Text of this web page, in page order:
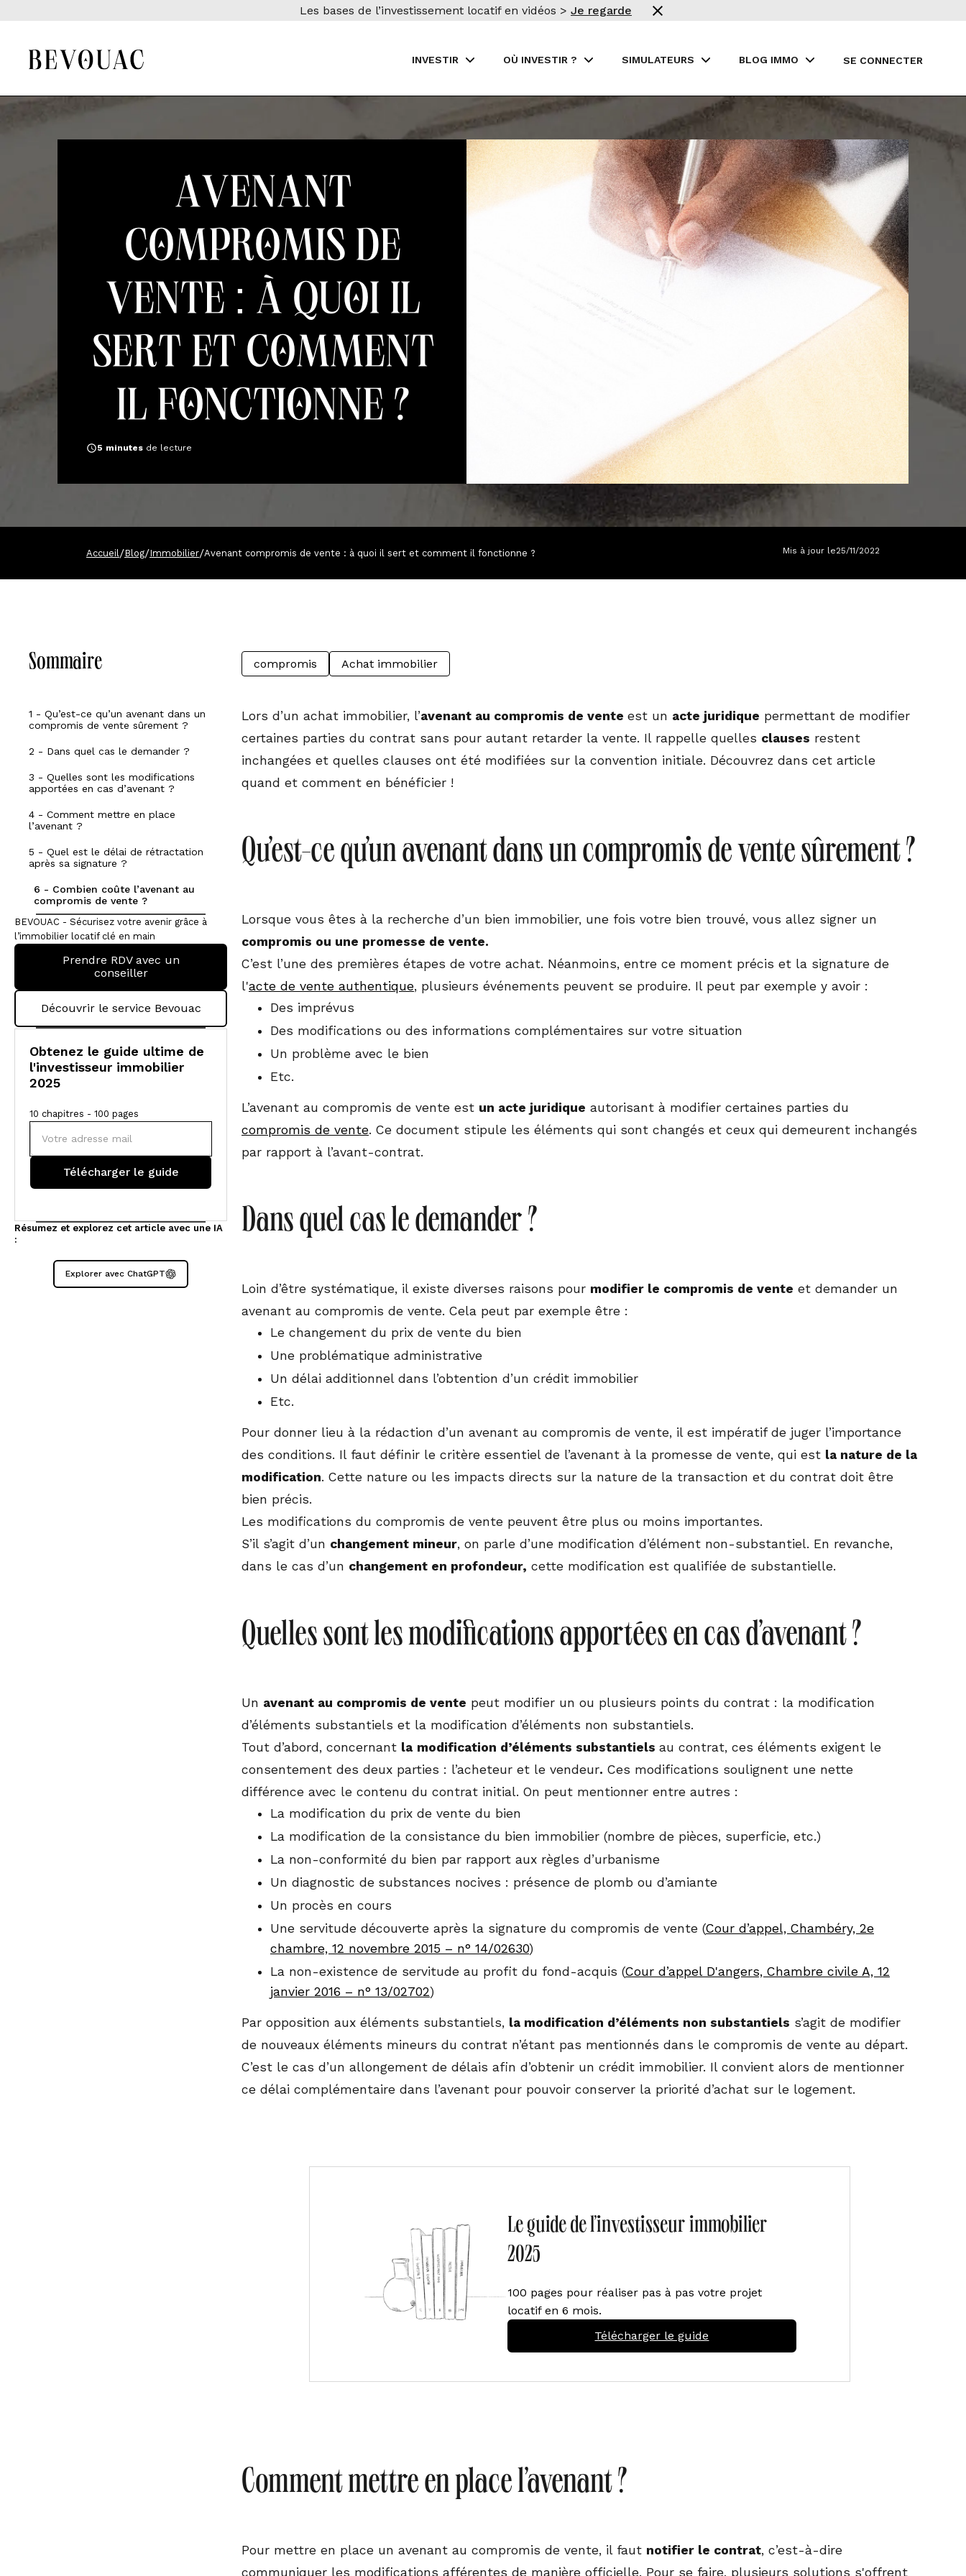
Les bases de l’investissement locatif en vidéos > Je regarde
INVESTIR OÙ INVESTIR ? SIMULATEURS BLOG IMMO SE CONNECTER
Avenant
compromis de
vente : à quoi il
sert et comment
il fonctionne ?
5 minutes de lecture
Accueil /Blog/Immobilier/Avenant compromis de vente : à quoi il sert et comment il fonctionne ? Mis à jour le25/11/2022
Sommaire
1 - Qu’est-ce qu’un avenant dans un
compromis de vente sûrement ?
2 - Dans quel cas le demander ?
3 - Quelles sont les modifications
apportées en cas d’avenant ?
4 - Comment mettre en place
l’avenant ?
5 - Quel est le délai de rétractation
après sa signature ?
6 - Combien coûte l’avenant au
compromis de vente ?
BEVOUAC - Sécurisez votre avenir grâce à
l’immobilier locatif clé en main
Prendre RDV avec un
conseiller
Découvrir le service Bevouac
Obtenez le guide ultime de
l'investisseur immobilier
2025
10 chapitres - 100 pages
Résumez et explorez cet article avec une IA
:
Explorer avec ChatGPT
compromis Achat immobilier
Lors d’un achat immobilier, l’avenant au compromis de vente est un acte juridique permettant de modifier
certaines parties du contrat sans pour autant retarder la vente. Il rappelle quelles clauses restent
inchangées et quelles clauses ont été modifiées sur la convention initiale. Découvrez dans cet article
quand et comment en bénéficier !
Qu’est-ce qu’un avenant dans un compromis de vente sûrement ?
Lorsque vous êtes à la recherche d’un bien immobilier, une fois votre bien trouvé, vous allez signer un
compromis ou une promesse de vente.
C’est l’une des premières étapes de votre achat. Néanmoins, entre ce moment précis et la signature de
l'acte de vente authentique, plusieurs événements peuvent se produire. Il peut par exemple y avoir :
Des imprévus
Des modifications ou des informations complémentaires sur votre situation
Un problème avec le bien
Etc.
L’avenant au compromis de vente est un acte juridique autorisant à modifier certaines parties du
compromis de vente. Ce document stipule les éléments qui sont changés et ceux qui demeurent inchangés
par rapport à l’avant-contrat.
Dans quel cas le demander ?
Loin d’être systématique, il existe diverses raisons pour modifier le compromis de vente et demander un
avenant au compromis de vente. Cela peut par exemple être :
Le changement du prix de vente du bien
Une problématique administrative
Un délai additionnel dans l’obtention d’un crédit immobilier
Etc.
Pour donner lieu à la rédaction d’un avenant au compromis de vente, il est impératif de juger l’importance
des conditions. Il faut définir le critère essentiel de l’avenant à la promesse de vente, qui est la nature de la
modification. Cette nature ou les impacts directs sur la nature de la transaction et du contrat doit être
bien précis.
Les modifications du compromis de vente peuvent être plus ou moins importantes.
S’il s’agit d’un changement mineur, on parle d’une modification d’élément non-substantiel. En revanche,
dans le cas d’un changement en profondeur, cette modification est qualifiée de substantielle.
Quelles sont les modifications apportées en cas d’avenant ?
Un avenant au compromis de vente peut modifier un ou plusieurs points du contrat : la modification
d’éléments substantiels et la modification d’éléments non substantiels.
Tout d’abord, concernant la modification d’éléments substantiels au contrat, ces éléments exigent le
consentement des deux parties : l’acheteur et le vendeur. Ces modifications soulignent une nette
différence avec le contenu du contrat initial. On peut mentionner entre autres :
La modification du prix de vente du bien
La modification de la consistance du bien immobilier (nombre de pièces, superficie, etc.)
La non-conformité du bien par rapport aux règles d’urbanisme
Un diagnostic de substances nocives : présence de plomb ou d’amiante
Un procès en cours
Une servitude découverte après la signature du compromis de vente (Cour d’appel, Chambéry, 2e
chambre, 12 novembre 2015 – n° 14/02630)
La non-existence de servitude au profit du fond-acquis (Cour d’appel D'angers, Chambre civile A, 12
janvier 2016 – n° 13/02702)
Par opposition aux éléments substantiels, la modification d’éléments non substantiels s’agit de modifier
de nouveaux éléments mineurs du contrat n’étant pas mentionnés dans le compromis de vente au départ.
C’est le cas d’un allongement de délais afin d’obtenir un crédit immobilier. Il convient alors de mentionner
ce délai complémentaire dans l’avenant pour pouvoir conserver la priorité d’achat sur le logement.
Le guide de l’investisseur immobilier
2025
100 pages pour réaliser pas à pas votre projet
locatif en 6 mois.
Télécharger le guide
Comment mettre en place l’avenant ?
Pour mettre en place un avenant au compromis de vente, il faut notifier le contrat, c’est-à-dire
communiquer les modifications afférentes de manière officielle. Pour se faire, plusieurs solutions s'offrent